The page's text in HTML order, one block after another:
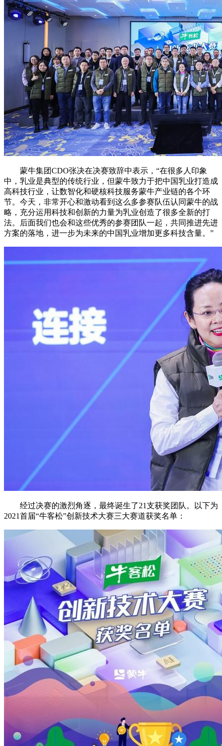
蒙牛集团CDO张决在决赛致辞中表示，“在很多人印象
中，乳业是典型的传统行业，但蒙牛致力于把中国乳业打造成
高科技行业，让数智化和硬核科技服务蒙牛产业链的各个环
节。今天，非常开心和激动看到这么多参赛队伍认同蒙牛的战
略，充分运用科技和创新的力量为乳业创造了很多全新的打
法。后面我们也会和这些优秀的参赛团队一起，共同推进先进
方案的落地，进一步为未来的中国乳业增加更多科技含量。”
经过决赛的激烈角逐，最终诞生了21支获奖团队。以下为
2021首届“牛客松”创新技术大赛三大赛道获奖名单：